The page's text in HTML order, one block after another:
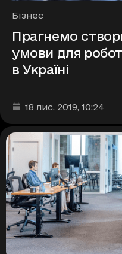
Рубрики
Бізнес
Прагнемо
умови для
в Україні
Дата та час публікації
18 лис. 2019, 10:24